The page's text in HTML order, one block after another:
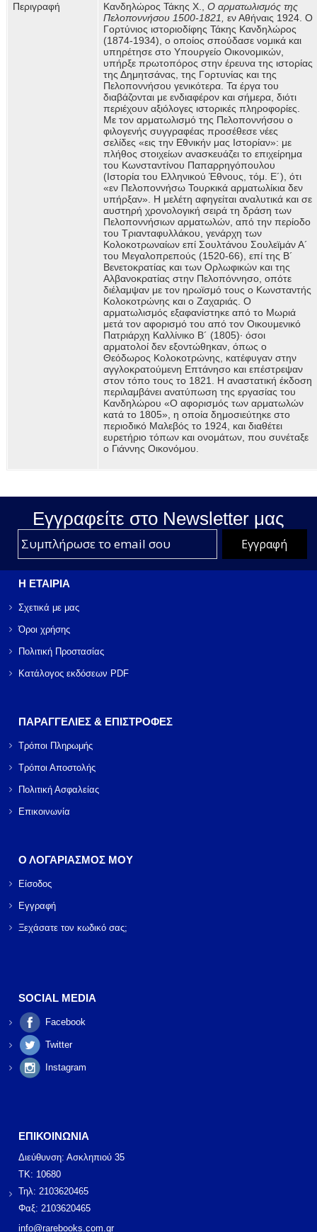
Περιγραφή Κανδηλώρος Τάκης Χ., Ο αρματωλισμός της
Πελοποννήσου 1500-1821,
εν Αθήναις 1924. Ο
Γορτύνιος ιστοριοδίφης Τάκης Κανδηλώρος
(1874-1934), ο οποίος σπούδασε νομικά και
υπηρέτησε στο Υπουργείο Οικονομικών,
υπήρξε πρωτοπόρος στην έρευνα της ιστορίας
της Δημητσάνας, της Γορτυνίας και της
Πελοποννήσου γενικότερα. Τα έργα του
διαβάζονται με ενδιαφέρον και σήμερα, διότι
περιέχουν αξιόλογες ιστορικές πληροφορίες.
Με τον αρματωλισμό της Πελοποννήσου ο
φιλογενής συγγραφέας προσέθεσε νέες
σελίδες «εις την Εθνικήν μας Ιστορίαν»: με
πλήθος στοιχείων ανασκευάζει το επιχείρημα
του Κωνσταντίνου Παπαρρηγόπουλου
(Ιστορία του Ελληνικού Έθνους, τόμ. Ε´), ότι
«εν Πελοποννήσω Τουρκικά αρματωλίκια δεν
υπήρξαν». Η μελέτη αφηγείται αναλυτικά και σε
αυστηρή χρονολογική σειρά τη δράση των
Πελοποννήσιων αρματωλών, από την περίοδο
του Τριανταφυλλάκου, γενάρχη των
Κολοκοτρωναίων επί Σουλτάνου Σουλεϊμάν Α´
του Μεγαλοπρεπούς (1520-66), επί της Β´
Βενετοκρατίας και των Ορλωφικών και της
Αλβανοκρατίας στην Πελοπόννησο, οπότε
διέλαμψαν με τον ηρωϊσμό τους ο Κωνσταντής
Κολοκοτρώνης και ο Ζαχαριάς. Ο
αρματωλισμός εξαφανίστηκε από το Μωριά
μετά τον αφορισμό του από τον Οικουμενικό
Πατριάρχη Καλλίνικο Β´ (1805)∙ όσοι
αρματολοί δεν εξοντώθηκαν, όπως ο
Θεόδωρος Κολοκοτρώνης, κατέφυγαν στην
αγγλοκρατούμενη Επτάνησο και επέστρεψαν
στον τόπο τους το 1821. Η αναστατική έκδοση
περιλαμβάνει ανατύπωση της εργασίας του
Κανδηλώρου «Ο αφορισμός των αρματωλών
κατά το 1805», η οποία δημοσιεύτηκε στο
περιοδικό Μαλεβός το 1924, και διαθέτει
ευρετήριο τόπων και ονομάτων, που συνέταξε
ο Γιάννης Οικονόμου.
Εγγραφείτε στο Νewsletter μας
Η ΕΤΑΙΡΙΑ
Σχετικά με μας
Όροι χρήσης
Πολιτική Προστασίας
Κατάλογος εκδόσεων PDF
ΠΑΡΑΓΓΕΛΙΕΣ & ΕΠΙΣΤΡΟΦΕΣ
Τρόποι Πληρωμής
Τρόποι Αποστολής
Πολιτική Ασφαλείας
Επικοινωνία
Ο ΛΟΓΑΡΙΑΣΜΟΣ ΜΟΥ
Είσοδος
Εγγραφή
Ξεχάσατε τον κωδικό σας;
SOCIAL MEDIA
Facebook
Twitter
Instagram
ΕΠΙΚΟΙΝΩΝΙΑ
Διεύθυνση: Ασκληπιού 35
ΤΚ: 10680
Τηλ: 2103620465
Φαξ: 2103620465
info@rarebooks.com.gr